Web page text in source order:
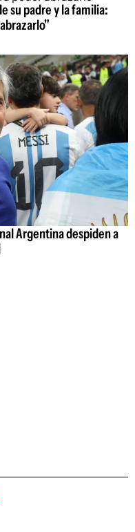
su padre y la familia:
Argentina despiden a